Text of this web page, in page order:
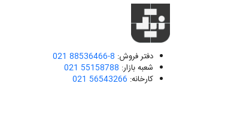
دفتر فروش: 021 88536466-8
شعبه بازار: 021 55158788
کارخانه: 021 56543266